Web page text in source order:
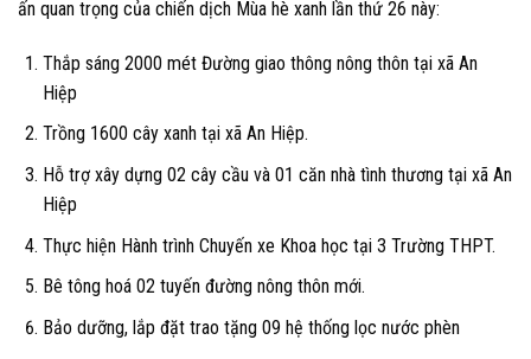
ấn quan trọng của chiến dịch Mùa hè xanh lần thứ 26 này:
Thắp sáng 2000 mét Đường giao thông nông thôn tại xã An
Hiệp
Trồng 1600 cây xanh tại xã An Hiệp.
Hỗ trợ xây dựng 02 cây cầu và 01 căn nhà tình thương tại xã An
Hiệp
Thực hiện Hành trình Chuyến xe Khoa học tại 3 Trường THPT.
Bê tông hoá 02 tuyến đường nông thôn mới.
Bảo dưỡng, lắp đặt trao tặng 09 hệ thống lọc nước phèn